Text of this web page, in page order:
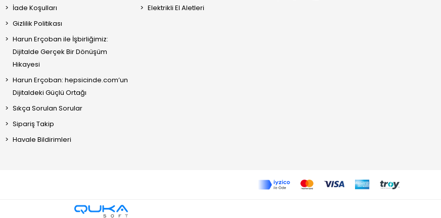
İade Koşulları
Gizlilik Politikası
Harun Erçoban ile İşbirliğimiz:
Dijitalde Gerçek Bir Dönüşüm
Hikayesi
Harun Erçoban: hepsicinde.com’un
Dijitaldeki Güçlü Ortağı
Sıkça Sorulan Sorular
Sipariş Takip
Havale Bildirimleri
Elektrikli El Aletleri